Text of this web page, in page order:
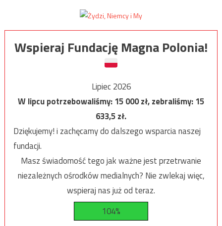
Wspieraj Fundację Magna Polonia!
Lipiec 2026
W lipcu potrzebowaliśmy:15 000zł, zebraliśmy:15
633,5zł.
Dziękujemy! i zachęcamy do dalszego wsparcia naszej
fundacji.
Masz świadomość tego jak ważne jest przetrwanie
niezależnych ośrodków medialnych? Nie zwlekaj więc,
wspieraj nas już od teraz.
104%